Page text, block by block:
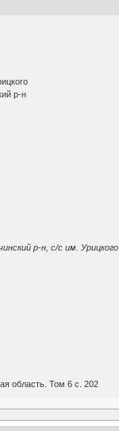
р-н
р-н, с/с им. Урицкого
область. Том 6 с. 202